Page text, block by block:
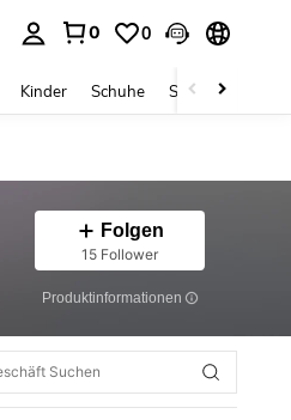
0 0
Kinder Schuhe Schmuck &
Folgen
15 Follower
Produktinformationen